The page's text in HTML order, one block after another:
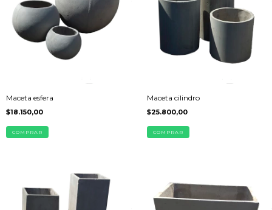
Maceta esfera
$18.150,00
COMPRAR
Maceta cilindro
$25.800,00
COMPRAR